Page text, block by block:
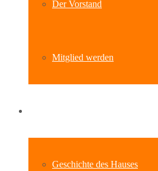
Der Vorstand
Mitglied werden
Geschichte des Hauses